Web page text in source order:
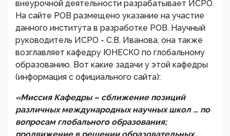
внеурочной деятельности разрабатывает ИСРО.
На сайте РОВ размещено указание на участие
данного института в разработке РОВ. Научный
руководитель ИСРО - С.В. Иванова, она также
возглавляет кафедру ЮНЕСКО по глобальному
образованию. Вот какие задачи у этой кафедры
(информация с официального сайта):
«Миссия Кафедры – сближение позиций
различных международных научных школ … по
вопросам глобального образования;